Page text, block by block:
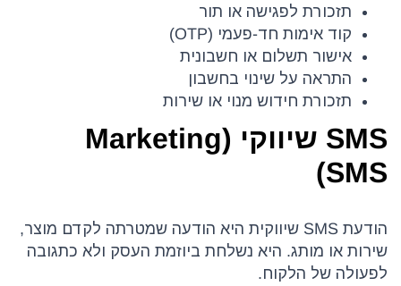
תזכורת לפגישה או תור
קוד אימות חד-פעמי (OTP)
אישור תשלום או חשבונית
התראה על שינוי בחשבון
תזכורת חידוש מנוי או שירות
SMS שיווקי (Marketing
SMS)
הודעת SMS שיווקית היא הודעה שמטרתה לקדם מוצר,
שירות או מותג. היא נשלחת ביוזמת העסק ולא כתגובה
לפעולה של הלקוח.